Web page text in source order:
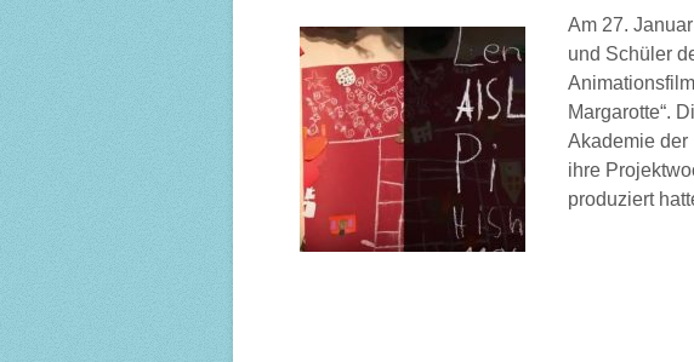
Am 27.
und Schüler
Margarotte“.
Akademie der
ihre
produziert